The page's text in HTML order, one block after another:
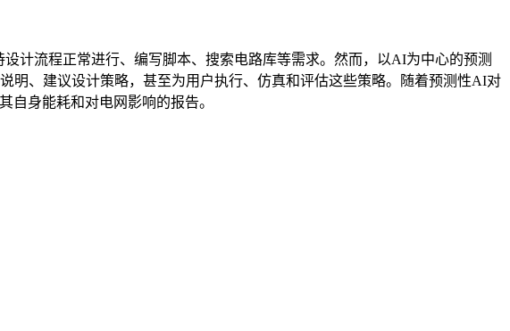
计流程正常进行、编写脚本、搜索电路库等需求。然而，以AI为中心的预测
明、建议设计策略，甚至为用户执行、仿真和评估这些策略。随着预测性AI对
自身能耗和对电网影响的报告。